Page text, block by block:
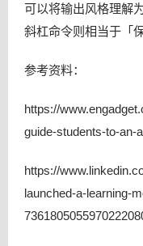
可以将输出风格理解
斜杠命令则相当于「
参考资料：
https://
guide-students-to-an-
https://
launched-a-learning-